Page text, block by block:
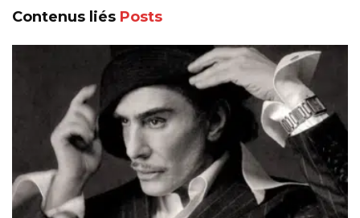
Contenus liés Posts